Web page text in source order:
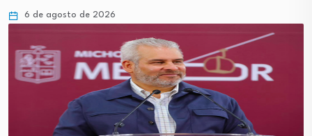
6 de agosto de 2026